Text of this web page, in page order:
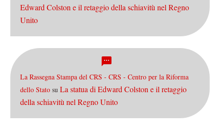
Edward Colston e il retaggio della schiavitù nel Regno
Unito
La Rassegna Stampa del CRS - CRS - Centro per la Riforma
dello Stato su La statua di Edward Colston e il retaggio
della schiavitù nel Regno Unito